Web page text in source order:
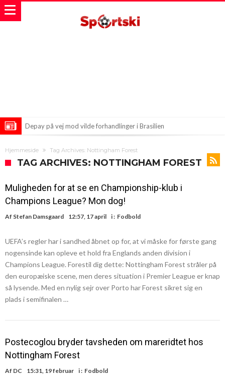
Depay på vej mod vilde forhandlinger i Brasilien
Millioner Blive Brugt?
Arsenal klar til at bryde banken for Serie A-stjerne?
Hjemmeside Tag Archives: Nottingham Forest
TAG ARCHIVES: NOTTINGHAM FOREST
Muligheden for at se en Championship-klub i
Champions League? Mon dog!
Af Stefan Damsgaard 12:57, 17 april i : Fodbold
UEFA’s regler har i sandhed åbnet op for, at vi måske for første gang
nogensinde kan opleve et hold fra Englands anden division i
Champions League. Forestil dig dette: Nottingham Forest stråler på
den europæiske scene, men deres situation i Premier League er knap
så lysende. Med en nylig sejr over Porto har Forest sikret sig en
plads i semifinalen …
Postecoglou bryder tavsheden om mareridtet hos
Nottingham Forest
Af DC 15:31, 19 februar i : Fodbold